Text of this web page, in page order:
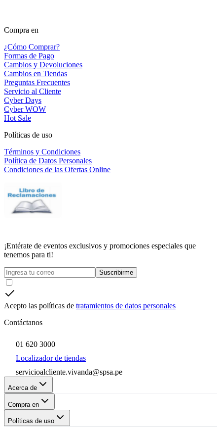
Compra en
¿Cómo Comprar?
Formas de Pago
Cambios y Devoluciones
Cambios en Tiendas
Preguntas Frecuentes
Servicio al Cliente
Cyber Days
Cyber WOW
Hot Sale
Políticas de uso
Términos y Condiciones
Política de Datos Personales
Condiciones de las Ofertas Online
¡Entérate de eventos exclusivos y promociones especiales que
tenemos para ti!
Suscribirme
Acepto las políticas de tratamientos de datos personales
Contáctanos
01 620 3000
Localizador de tiendas
servicioalcliente.vivanda@spsa.pe
Acerca de
Compra en
Políticas de uso